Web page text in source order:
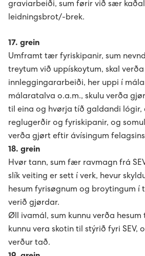
graviarbeiði, sum førir við sær
leidningsbrot/-brek.
17. grein
Umframt tær fyriskipanir, sum
treytum við uppískoytum, skal
innleggingararbeiði, her uppi í
málaratalva o.a.m., skulu verða
til eina og hvørja tíð galdandi lógir,
reglugerðir og fyriskipanir, og
verða gjørt eftir ávísingum
18. grein
Hvør tann, sum fær ravmagn frá
slík veiting er sett í verk, hevur
hesum fyrisøgnum og broytingum í
verið gjørdar.
Øll ivamál, sum kunnu verða
kunnu vera skotin til stýrið fyri SEV,
verður tað.